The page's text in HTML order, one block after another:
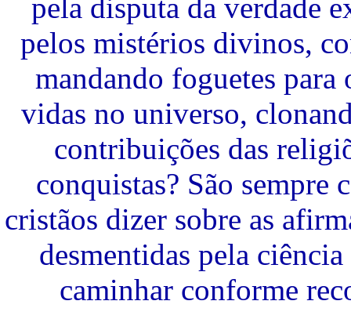
pela disputa da verdade
pelos mistérios divinos,
mandando foguetes para
vidas no universo,
contribuições das
conquistas? São sempre
cristãos dizer sobre as
desmentidas pela
caminhar conforme